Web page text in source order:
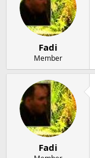
Fadi
Member
Fadi